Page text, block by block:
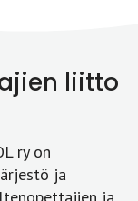
liitto
ry on
ja